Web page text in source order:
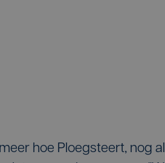
hoe Ploegsteert, nog